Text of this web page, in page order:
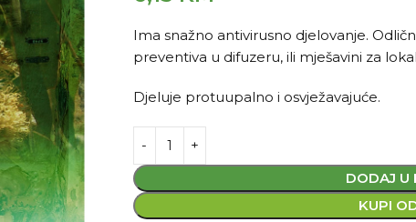
Ima snažno antivirusno djelovanje.
preventiva u difuzeru, ili mješavini za
Djeluje protuupalno i osvježavajuće.
DODAJ U
KUPI